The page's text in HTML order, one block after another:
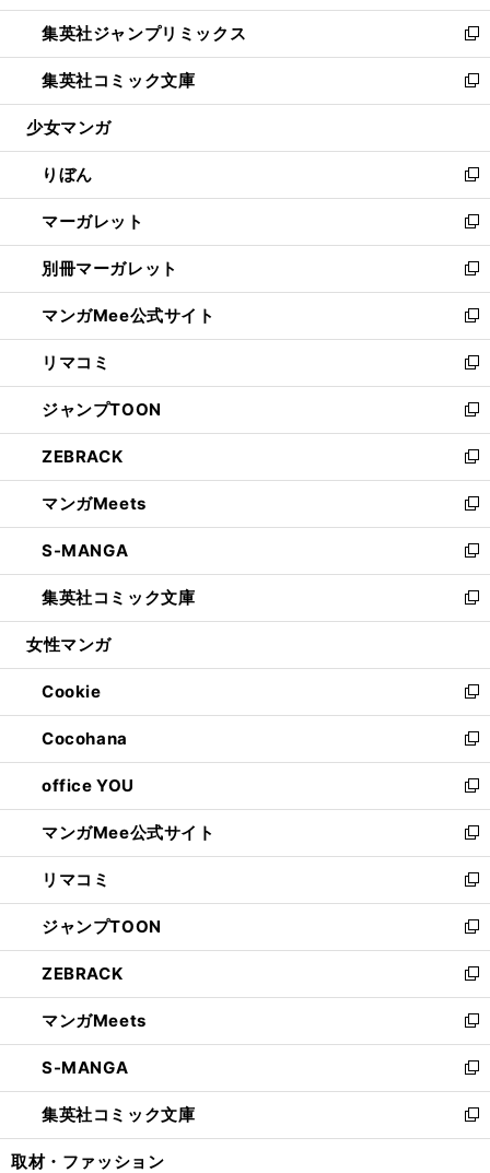
開
く
ウ
で
開
く
ン
ド
ウ
で
開
ウ
ィ
ン
ド
ウ
開
く
し
い
ウ
ィ
ン
ウ
で
開
く
集英社ジャンプリミックス
新
し
い
ウ
ン
ド
ウ
で
開
く
集英社コミック文庫
新
し
ウ
ィ
ン
ド
ウ
で
開
く
少女マンガ
りぼん
新
し
い
ウ
ィ
ン
ド
ウ
で
開
く
マーガレット
新
し
い
ウ
ィ
ン
ド
ウ
で
開
く
別冊マーガレット
新
し
い
ウ
ィ
ン
ド
ウ
で
開
く
マンガMee公式サイト
新
し
い
ウ
ィ
ン
ド
ウ
で
開
く
リマコミ
新
し
い
ウ
ィ
ン
ド
ウ
で
開
く
ジャンプTOON
新
し
い
ウ
ィ
ン
ド
ウ
で
開
ZEBRACK
新
し
い
ウ
ィ
ン
ド
ウ
開
く
マンガMeets
新
し
い
ウ
ィ
ン
ウ
で
開
く
S-MANGA
新
し
い
ウ
ン
ド
ウ
で
開
く
集英社コミック文庫
新
し
ウ
ィ
ン
ド
ウ
で
開
く
女性マンガ
Cookie
新
し
い
ウ
ィ
ン
ド
ウ
で
開
く
Cocohana
新
し
い
ウ
ィ
ン
ド
ウ
で
開
く
office YOU
新
し
い
ウ
ィ
ン
ド
ウ
で
開
く
マンガMee公式サイト
新
し
い
ウ
ィ
ン
ド
ウ
で
開
く
リマコミ
新
し
い
ウ
ィ
ン
ド
ウ
で
開
く
ジャンプTOON
新
し
い
ウ
ィ
ン
ド
ウ
で
開
ZEBRACK
新
し
い
ウ
ィ
ン
ド
ウ
マンガMeets
新
し
い
ウ
ィ
ン
S-MANGA
新
し
い
ウ
集英社コミック文庫
新
し
取材・ファッション